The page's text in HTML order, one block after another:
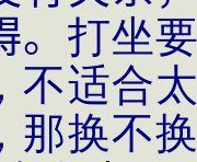
打坐
不适合
那换不